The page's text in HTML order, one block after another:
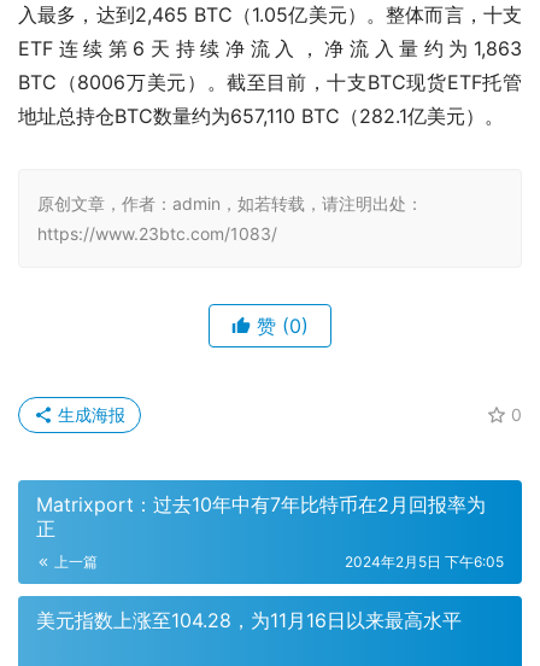
入最多，达到2,465 BTC（1.05亿美元）。整体而言，十支
ETF连续第6天持续净流入，净流入量约为1,863
BTC（8006万美元）。截至目前，十支BTC现货ETF托管
地址总持仓BTC数量约为657,110 BTC（282.1亿美元）。
原创文章，作者：admin，如若转载，请注明出处：
https://www.23btc.com/1083/
赞 (0)
0
生成海报
Matrixport：过去10年中有7年比特币在2月回报率为
正
上一篇 2024年2月5日 下午6:05
美元指数上涨至104.28，为11月16日以来最高水平